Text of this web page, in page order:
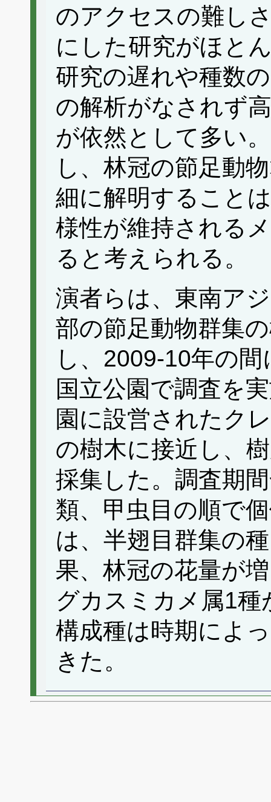
のアクセスの難し
にした研究がほと
研究の遅れや種数
の解析がなされず
が依然として多い
し、林冠の節足動
細に解明すること
様性が維持される
ると考えられる。
演者らは、東南ア
部の節足動物群集
し、2009-10年の
国立公園で調査を
園に設営されたク
の樹木に接近し、
採集した。調査期
類、甲虫目の順で
は、半翅目群集の
果、林冠の花量が
グカスミカメ属1
構成種は時期によ
きた。